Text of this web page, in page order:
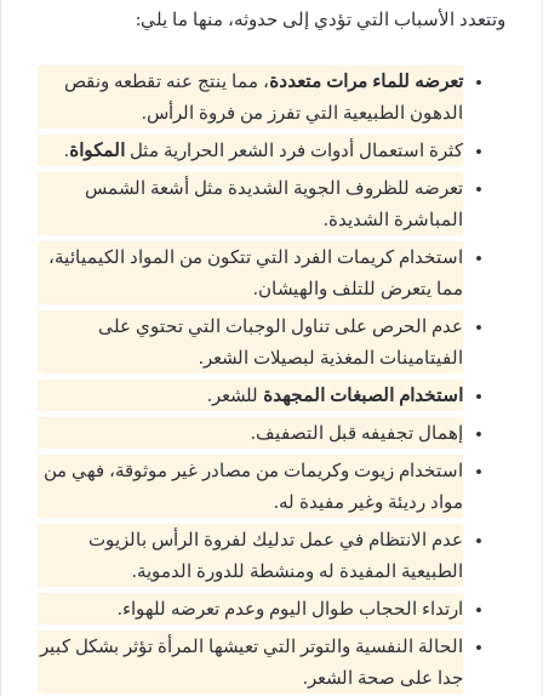
وتتعدد الأسباب التي تؤدي إلى حدوثه، منها ما يلي:
تعرضه للماء مرات متعددة، مما ينتج عنه تقطعه ونقص
الدهون الطبيعية التي تفرز من فروة الرأس.
كثرة استعمال أدوات فرد الشعر الحرارية مثل
المكواة.
تعرضه للظروف الجوية الشديدة مثل أشعة الشمس
المباشرة الشديدة.
استخدام كريمات الفرد التي تتكون من المواد الكيميائية،
مما يتعرض للتلف والهيشان.
عدم الحرص على تناول الوجبات التي تحتوي على
الفيتامينات المغذية لبصيلات الشعر.
استخدام الصبغات المجهدة للشعر.
إهمال تجفيفه قبل التصفيف.
استخدام زيوت وكريمات من مصادر غير موثوقة، فهي من
مواد رديئة وغير مفيدة له.
عدم الانتظام في عمل تدليك لفروة الرأس بالزيوت
الطبيعية المفيدة له ومنشطة للدورة الدموية.
ارتداء الحجاب طوال اليوم وعدم تعرضه للهواء.
الحالة النفسية والتوتر التي تعيشها المرأة تؤثر بشكل كبير
جدا على صحة الشعر.